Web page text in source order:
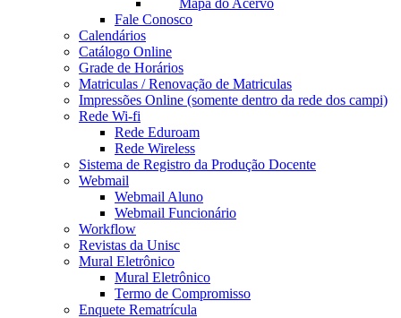
Mapa do Acervo
Fale Conosco
Calendários
Catálogo Online
Grade de Horários
Matriculas / Renovação de Matriculas
Impressões Online (somente dentro da rede dos campi)
Rede Wi-fi
Rede Eduroam
Rede Wireless
Sistema de Registro da Produção Docente
Webmail
Webmail Aluno
Webmail Funcionário
Workflow
Revistas da Unisc
Mural Eletrônico
Mural Eletrônico
Termo de Compromisso
Enquete Rematrícula